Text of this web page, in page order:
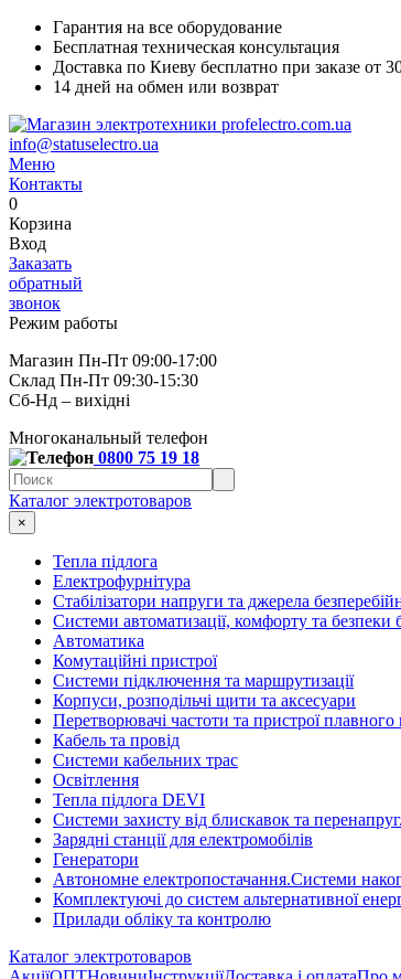
Гарантия на все оборудование
Бесплатная техническая консультация
Доставка по Киеву бесплатно при заказе от
14 дней на обмен или возврат
info@statuselectro.ua
Меню
Контакты
0
Корзина
Вход
Заказать
обратный
звонок
Режим работы
Магазин Пн-Пт 09:00-17:00
Склад Пн-Пт 09:30-15:30
Сб-Нд – вихідні
Многоканальный телефон
0800 75 19 18
Каталог электротоваров
×
Тепла підлога
Електрофурнітура
Cтабілізатори напруги та джерела
Системи автоматизації, комфорту та безпеки
Автоматика
Комутаційні пристрої
Системи підключення та маршрутизації
Корпуси, розподільчі щити та аксесуари
Перетворювачі частоти та пристрої плавного
Кабель та провід
Системи кабельних трас
Освітлення
Тепла підлога DEVI
Системи захисту від блискавок та
Зарядні станції для електромобілів
Генератори
Автономне електропостачання.Системи
Комплектуючі до систем альтернативної
Прилади обліку та контролю
Каталог электротоваров